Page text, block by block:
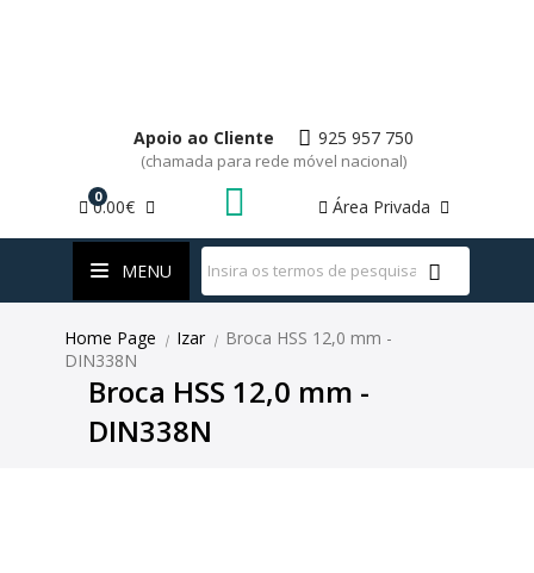
WhatsApp
Apoio ao Cliente 925 957 750
(chamada para rede móvel nacional)
Área Privada
0
0.00€
MENU
Home Page | Izar | Broca HSS 12,0 mm -
DIN338N
Broca HSS 12,0 mm -
DIN338N